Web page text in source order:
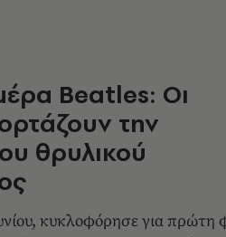
Beatles: Οι
την
θρυλικού
κυκλοφόρησε για πρώτη